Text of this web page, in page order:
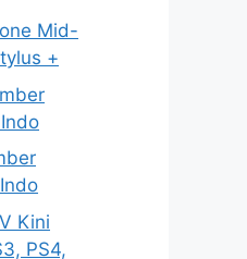
Mid-
+
Kini
PS4,